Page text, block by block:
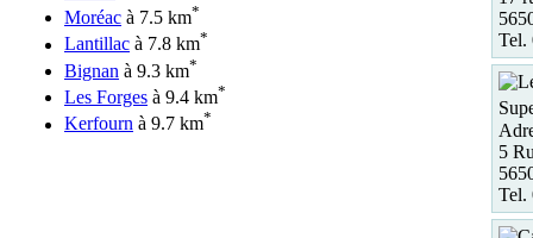
Moréac à 7.5 km*
Lantillac à 7.8 km*
Bignan à 9.3 km*
Les Forges à 9.4 km*
Kerfourn à 9.7 km*
Tel.
5
Tel.